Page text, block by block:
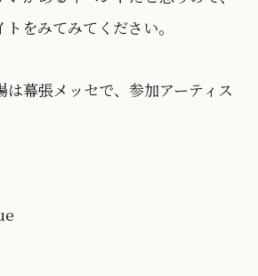
をみてみてください。
は幕張メッセで、参加アーティス